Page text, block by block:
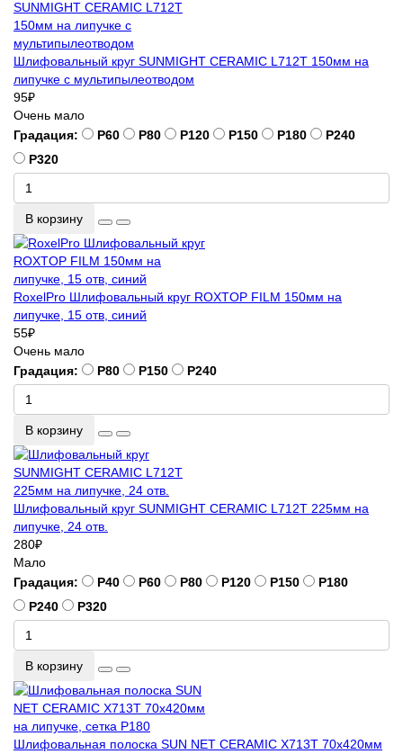
Шлифовальный круг SUNMIGHT CERAMIC L712T 150мм на
липучке с мультипылеотводом
95₽
Очень мало
Градация:
P60 P80 P120 P150 P180
P240
P320
В корзину
RoxelPro Шлифовальный круг ROXTOP FILM 150мм на
липучке, 15 отв, синий
55₽
Очень мало
Градация:
P80 P150 P240
В корзину
Шлифовальный круг SUNMIGHT CERAMIC L712T 225мм на
липучке, 24 отв.
280₽
Мало
Градация:
P40 P60 P80 P120 P150
P180
P240
P320
В корзину
Шлифовальная полоска SUN NET CERAMIC X713T 70х420мм